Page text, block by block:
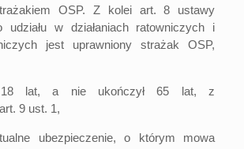
OSP. Z kolei art. 8 ustawy
w działaniach ratowniczych i
jest uprawniony strażak OSP,
18 lat, a nie ukończył 65 lat, z
art. 9 ust. 1,
ubezpieczenie, o którym mowa